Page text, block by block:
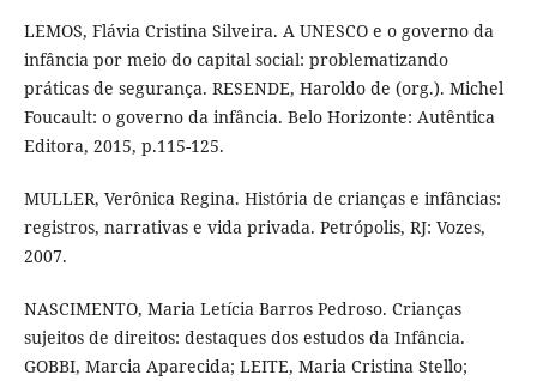
LEMOS, Flávia Cristina Silveira. A UNESCO e o governo da
infância por meio do capital social: problematizando
práticas de segurança. RESENDE, Haroldo de (org.). Michel
Foucault: o governo da infância. Belo Horizonte: Autêntica
Editora, 2015, p.115-125.
MULLER, Verônica Regina. História de crianças e infâncias:
registros, narrativas e vida privada. Petrópolis, RJ: Vozes,
2007.
NASCIMENTO, Maria Letícia Barros Pedroso. Crianças
sujeitos de direitos: destaques dos estudos da Infância.
GOBBI, Marcia Aparecida; LEITE, Maria Cristina Stello;